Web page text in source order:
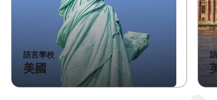
語言學校
美國